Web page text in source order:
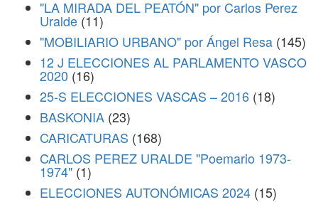
"LA MIRADA DEL PEATÓN" por Carlos Perez
Uralde (11)
"MOBILIARIO URBANO" por Ángel Resa (145)
12 J ELECCIONES AL PARLAMENTO VASCO
2020 (16)
25-S ELECCIONES VASCAS – 2016 (18)
BASKONIA (23)
CARICATURAS (168)
CARLOS PEREZ URALDE "Poemario 1973-
1974" (1)
ELECCIONES AUTONÓMICAS 2024 (15)